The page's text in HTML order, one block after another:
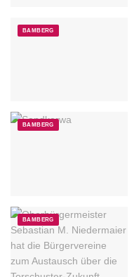
BAMBERG
BAMBERG
BAMBERG